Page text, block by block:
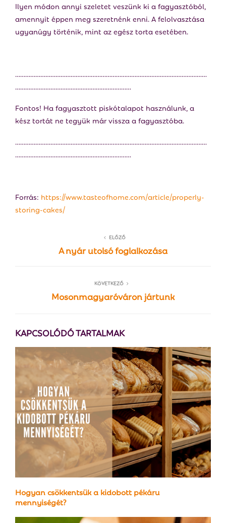
Ilyen módon annyi szeletet veszünk ki a fagyasztóból,
amennyit éppen meg szeretnénk enni. A felolvasztása
ugyanúgy történik, mint az egész torta esetében.
……………………………………………………………………………………………………
……………………………………………………………
Fontos! Ha fagyasztott piskótalapot használunk, a
kész tortát ne tegyük már vissza a fagyasztóba.
……………………………………………………………………………………………………
……………………………………………………………
Forrás: https://www.tasteofhome.com/article/properly-
storing-cakes/
ELŐZŐ
A nyár utolsó foglalkozása
KÖVETKEZŐ
Mosonmagyaróváron jártunk
KAPCSOLÓDÓ TARTALMAK
Hogyan csökkentsük a kidobott pékáru
mennyiségét?